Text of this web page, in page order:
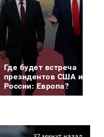
Где будет встреча
президентов США и
России: Европа?